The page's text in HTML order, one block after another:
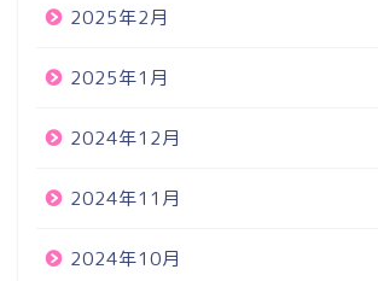
2025年2月
2025年1月
2024年12月
2024年11月
2024年10月